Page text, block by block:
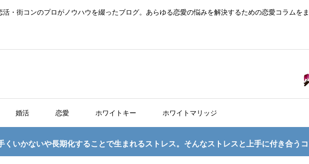
・街コンのプロがノウハウを綴ったブログ。あらゆる恋愛の悩みを解決するための恋愛コラムをま
婚活 恋愛 ホワイトキー ホワイトマリッジ
くいかないや長期化することで生まれるストレス。そんなストレスと上手に付き合うコ